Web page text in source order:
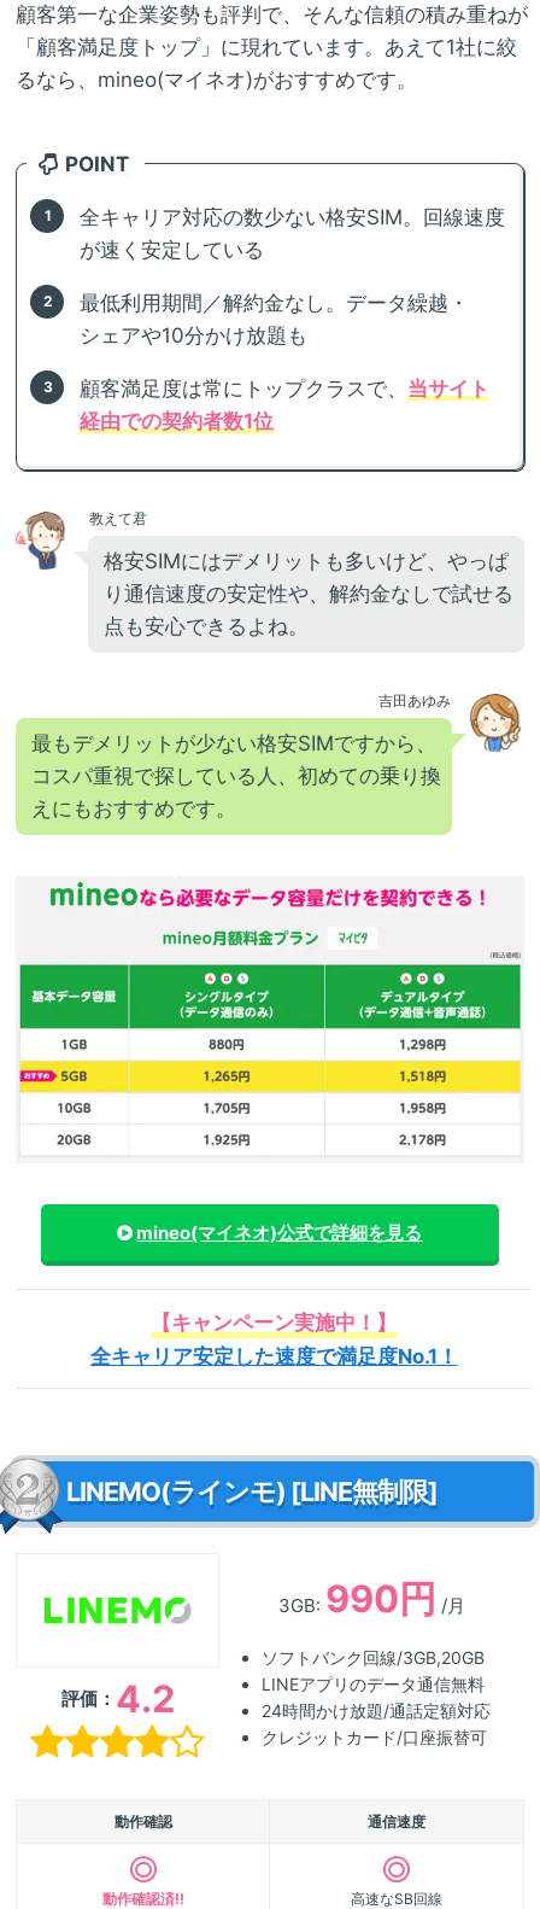
顧客第一な企業姿勢も評判で、そんな信頼の積み重ねが
「顧客満足度トップ」に現れています。あえて1社に絞
るなら、mineo(マイネオ)がおすすめです。
POINT
全キャリア対応の数少ない格安SIM。回線速度
が速く安定している
最低利用期間／解約金なし。データ繰越・
シェアや10分かけ放題も
顧客満足度は常にトップクラスで、 当サイト
経由での契約者数1位
教えて君
格安SIMにはデメリットも多いけど、やっぱ
り通信速度の安定性や、解約金なしで試せる
点も安心できるよね。
吉田あゆみ
最もデメリットが少ない格安SIMですから、
コスパ重視で探している人、初めての乗り換
えにもおすすめです。
mineo(マイネオ)公式で詳細を見る
【キャンペーン実施中！】
全キャリア安定した速度で満足度No.1！
LINEMO(ラインモ) [LINE無制限]
評価： 4.2
3GB: 990円 /月
ソフトバンク回線/3GB,20GB
LINEアプリのデータ通信無料
24時間かけ放題/通話定額対応
クレジットカード/口座振替可
動作確認 通信速度
動作確認済!! 高速なSB回線